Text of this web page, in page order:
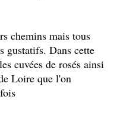
chemins mais tous
gustatifs. Dans cette
cuvées de rosés ainsi
Loire que l'on